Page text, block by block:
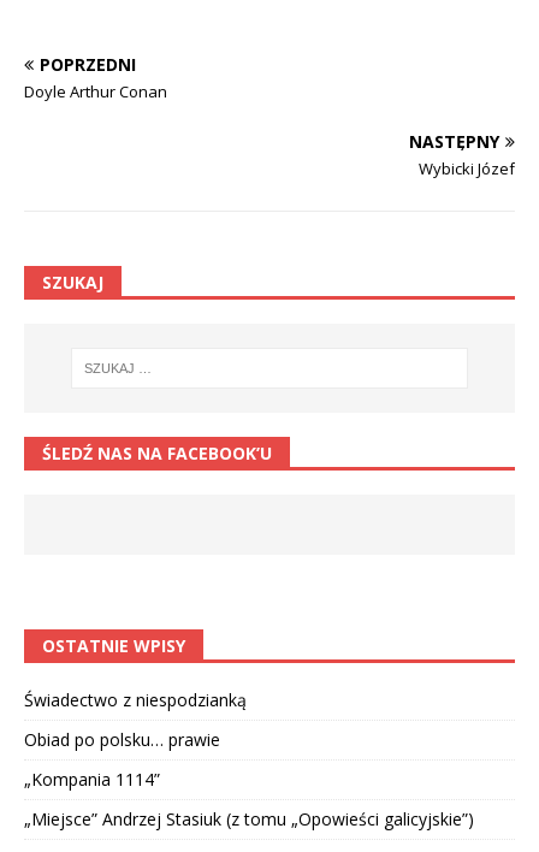
POPRZEDNI
Doyle Arthur Conan
NASTĘPNY
Wybicki Józef
SZUKAJ
ŚLEDŹ NAS NA FACEBOOK’U
OSTATNIE WPISY
Świadectwo z niespodzianką
Obiad po polsku… prawie
„Kompania 1114”
„Miejsce” Andrzej Stasiuk (z tomu „Opowieści galicyjskie”)